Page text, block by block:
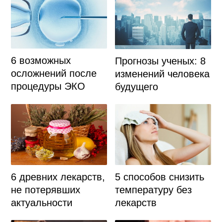
6 возможных
осложнений после
процедуры ЭКО
Прогнозы ученых: 8
изменений человека
будущего
6 древних лекарств,
не потерявших
актуальности
5 способов снизить
температуру без
лекарств